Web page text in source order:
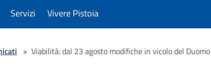
Servizi Vivere Pistoia
> Viabilità: dal 23 agosto modifiche in vicolo del